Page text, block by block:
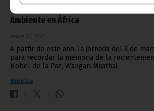
La UA se prepara para celebrar el Día
Ambiente en África
marzo 02, 2012
A partir de este año, la jornada del 3 de
para recordar la memoria de la
Nobel de la Paz, Wangari Maathai.
Noticias